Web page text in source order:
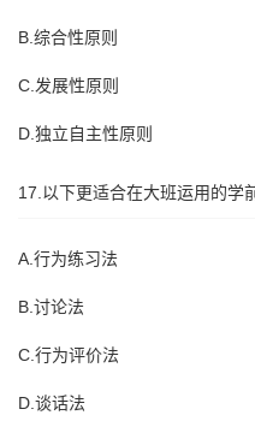
B.综合性原则
C.发展性原则
D.独立自主性原则
17.以下更适合在大班运用的学
A.行为练习法
B.讨论法
C.行为评价法
D.谈话法